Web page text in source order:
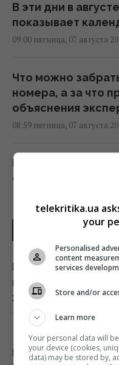
В эти дни в
показывает
09:00 пятница, 07 августа
Что можно
номера, а за что
объяснения
08:59 пятница, 07 августа
Непогода накроет
синоптики
08:55 пятница, 07 августа
Трамп подписал
гражданства по
08:49 пятница, 07 августа
"Щенячий
"Мотор Сити":
кинотеатрах на
ПОСЛЕДНИЕ
На Украину
шквалы: когда
жару
7 августа 2026, 09:19
Разведка США
telekritika.ua
your
Personalised
content
services
Store and/or
Learn more
Your personal data will
your device (cookies,
data) may be stored by,